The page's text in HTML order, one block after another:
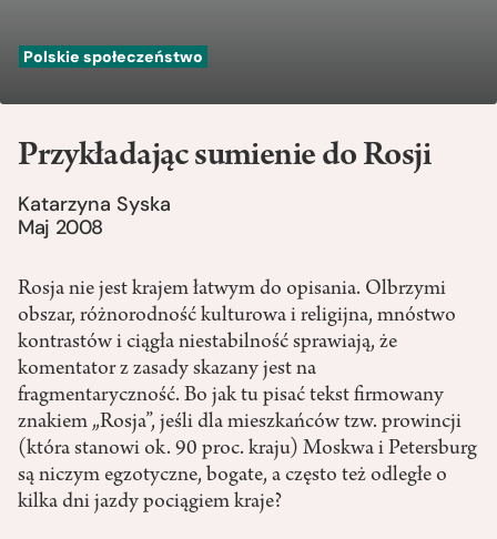
Polskie społeczeństwo
Przykładając sumienie do Rosji
Katarzyna Syska
Maj 2008
Rosja nie jest krajem łatwym do opisania. Olbrzymi
obszar, różnorodność kulturowa i religijna, mnóstwo
kontrastów i ciągła niestabilność sprawiają, że
komentator z zasady skazany jest na
fragmentaryczność. Bo jak tu pisać tekst firmowany
znakiem „Rosja”, jeśli dla mieszkańców tzw. prowincji
(która stanowi ok. 90 proc. kraju) Moskwa i Petersburg
są niczym egzotyczne, bogate, a często też odległe o
kilka dni jazdy pociągiem kraje?